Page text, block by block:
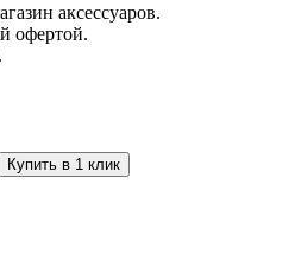
аксессуаров.
офертой.
Купить в 1 клик